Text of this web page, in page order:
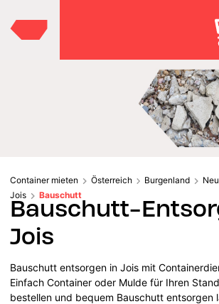
Container mieten Österreich Burgenland
Jois
Bauschutt
Bauschutt-
Jois
Bauschutt entsorgen in Jois mit
Einfach Container oder Mulde für Ihren
bestellen und bequem Bauschutt entsorgen